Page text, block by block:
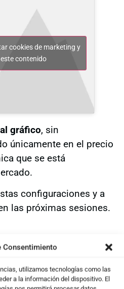
Consentimiento
utilizamos tecnologías como las
a la información del dispositivo. El
cookies de marketing y
contenido
gráfico, sin
únicamente en el precio
que se está
configuraciones y a
las próximas sesiones.